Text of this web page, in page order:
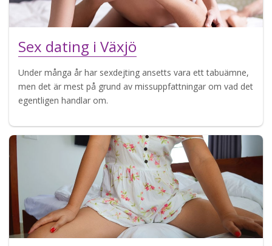
Sex dating i Växjö
Under många år har sexdejting ansetts vara ett tabuämne,
men det är mest på grund av missuppfattningar om vad det
egentligen handlar om.